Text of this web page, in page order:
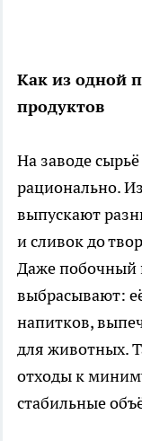
Как из одной
продуктов
На заводе
рационально.
выпускают
и сливок до
Даже побочный
выбрасывают:
напитков,
для животных.
отходы к
стабильные